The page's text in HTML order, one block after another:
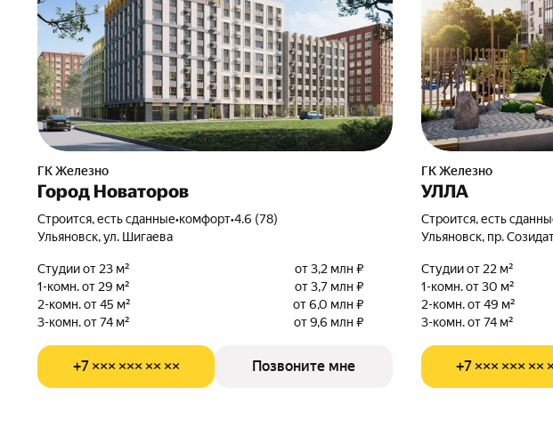
ГК Железно
Город Новаторов
Строится, есть сданные•комфорт•4.6 (78)
Ульяновск, ул. Шигаева
Студии от 23 м²
от 3,2 млн ₽
1-комн. от 29 м²
от 3,7 млн ₽
2-комн. от 45 м²
от 6,0 млн ₽
3-комн. от 74 м²
от 9,6 млн ₽
+7 ××× ××× ×× ×× Позвоните мне
ГК Железно
УЛЛА
Строится, есть
Ульяновск, пр.
Студии от 22 м²
1-комн. от 30 м²
2-комн. от 49 м²
3-комн. от 74 м²
+7 ××× ××× ××